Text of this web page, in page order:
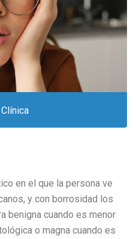
Clínica
en el que la persona ve
y con borrosidad los
benigna cuando es menor
o magna cuando es